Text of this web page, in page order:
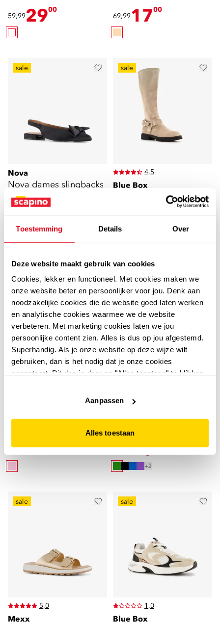
Toestemming Details Over
Deze website maakt gebruik van cookies
Cookies, lekker en functioneel. Met cookies maken we
onze website beter en persoonlijker voor jou. Denk aan
noodzakelijke cookies die de website goed laten werken
en analytische cookies waarmee we de website
verbeteren. Met marketing cookies laten we jou
persoonlijke content zien. Alles is dus op jou afgestemd.
Superhandig. Als je onze website op deze wijze wilt
gebruiken, dan is het nodig dat je onze cookies
accepteert. Dit doe je door op "Alles toestaan" te klikken.
website niet optimaal functioneert.
Aanpassen
Alles toestaan
zwart
59,992900
69,991700
sale
Nova
Nova dames slingbacks
met strik zwart
sale
4,5
Blue Box
Blue Box hoge dames
69,99
sale
Pulse Magenta dames
59,9929
sale
Hush Puppies
44,9920
+2
sale
5,0
Mexx
sale
1,0
Blue Box